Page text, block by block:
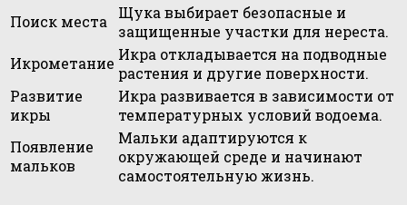
Поиск места
Щука выбирает безопасные и
защищенные участки для нереста.
Икрометание Икра откладывается на подводные
растения и другие поверхности.
Развитие
икры
Икра развивается в зависимости от
температурных условий водоема.
Появление
мальков
Мальки адаптируются к
окружающей среде и начинают
самостоятельную жизнь.